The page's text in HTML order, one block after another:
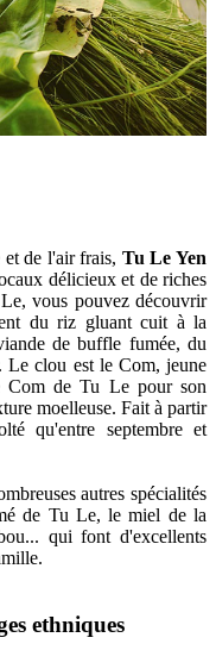
et de l'air frais, Tu Le Yen
délicieux et de riches
vous pouvez découvrir
du riz gluant cuit à la
de buffle fumée, du
Le clou est le Com, jeune
Com de Tu Le pour son
moelleuse. Fait à partir
qu'entre septembre et
autres spécialités
de Tu Le, le miel de la
qui font d'excellents
ethniques